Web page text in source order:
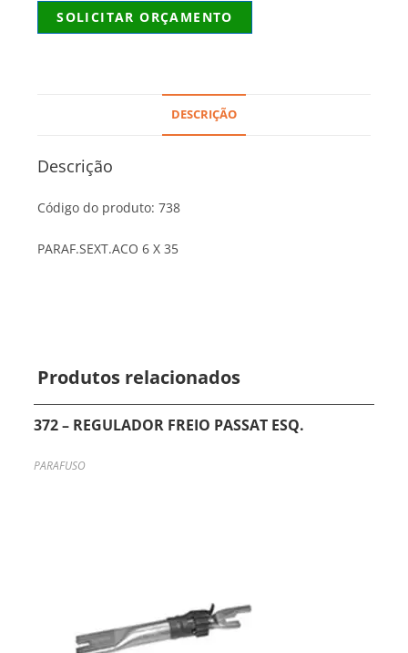
SOLICITAR ORÇAMENTO
DESCRIÇÃO
Descrição
Código do produto: 738
PARAF.SEXT.ACO 6 X 35
Produtos relacionados
372 – REGULADOR FREIO PASSAT ESQ.
PARAFUSO